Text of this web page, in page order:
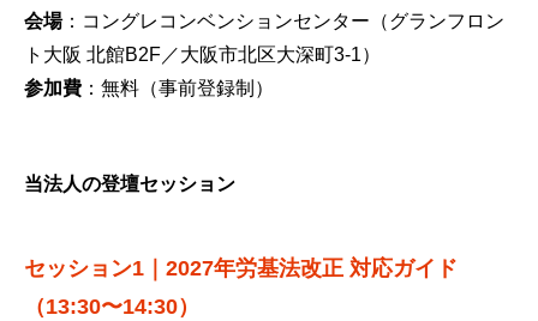
会場：コングレコンベンションセンター（グランフロン
ト大阪 北館B2F／大阪市北区大深町3-1）
参加費 ：無料（事前登録制）
当法人の登壇セッション
セッション1｜2027年労基法改正 対応ガイド
（13:30〜14:30）